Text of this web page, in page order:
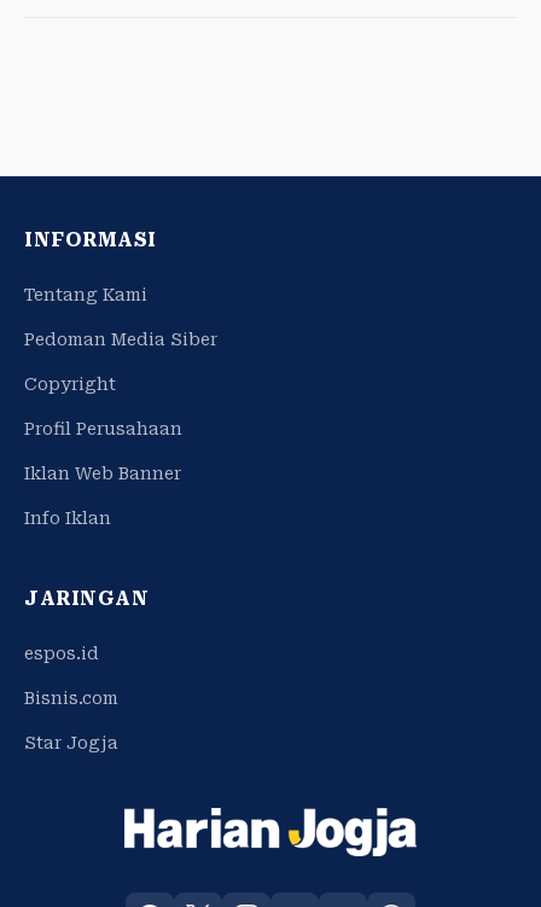
INFORMASI
Tentang Kami
Pedoman Media Siber
Copyright
Profil Perusahaan
Iklan Web Banner
Info Iklan
JARINGAN
espos.id
Bisnis.com
Star Jogja